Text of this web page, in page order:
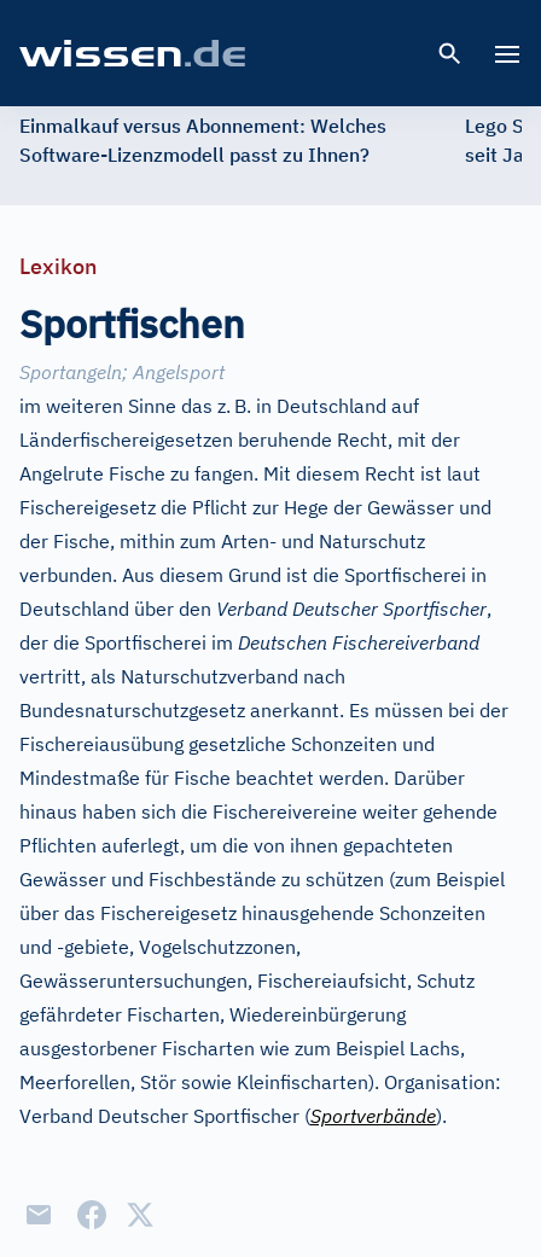
Einmalkauf versus Abonnement: Welches
Software-Lizenzmodell passt zu Ihnen?
Lego
seit
Lexikon
Sportfischen
Sportangeln; Angelsport
im weiteren Sinne das z. B. in Deutschland auf
Länderfischereigesetzen beruhende Recht, mit der
Angelrute Fische zu fangen. Mit diesem Recht ist laut
Fischereigesetz die Pflicht zur Hege der Gewässer und
der Fische, mithin zum Arten- und Naturschutz
verbunden. Aus diesem Grund ist die Sportfischerei in
Deutschland über den Verband Deutscher Sportfischer,
der die Sportfischerei im Deutschen Fischereiverband
vertritt, als Naturschutzverband nach
Bundesnaturschutzgesetz anerkannt. Es müssen bei der
Fischereiausübung gesetzliche Schonzeiten und
Mindestmaße für Fische beachtet werden. Darüber
hinaus haben sich die Fischereivereine weiter gehende
Pflichten auferlegt, um die von ihnen gepachteten
Gewässer und Fischbestände zu schützen (zum Beispiel
über das Fischereigesetz hinausgehende Schonzeiten
und -gebiete, Vogelschutzzonen,
Gewässeruntersuchungen, Fischereiaufsicht, Schutz
gefährdeter Fischarten, Wiedereinbürgerung
ausgestorbener Fischarten wie zum Beispiel Lachs,
Meerforellen, Stör sowie Kleinfischarten). Organisation:
Verband Deutscher Sportfischer (Sportverbände).